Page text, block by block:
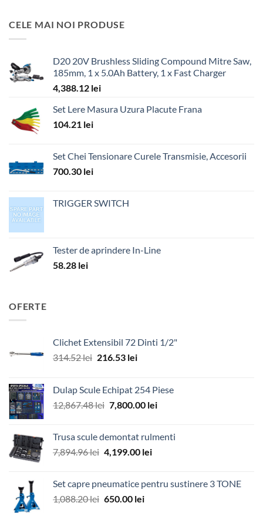
CELE MAI NOI PRODUSE
D20 20V Brushless Sliding Compound Mitre Saw,
185mm, 1 x 5.0Ah Battery, 1 x Fast Charger
4,388.12 lei
Set Lere Masura Uzura Placute Frana
104.21 lei
Set Chei Tensionare Curele Transmisie, Accesorii
700.30 lei
TRIGGER SWITCH
Tester de aprindere In-Line
58.28 lei
OFERTE
Clichet Extensibil 72 Dinti 1/2"
314.52lei Prețul
fost:
314.52 lei.
216.53 leiPrețul
216.53 lei.
Dulap Scule Echipat 254 Piese
12,867.48lei Prețul
fost:
12,867.48 lei.
7,800.00 leiPrețul
7,800.00 lei.
Trusa scule demontat rulmenti
7,894.96lei Prețul
fost:
7,894.96 lei.
4,199.00 leiPrețul
4,199.00 lei.
Set capre pneumatice pentru sustinere 3 TONE
1,088.20lei Prețul
650.00 leiPrețul